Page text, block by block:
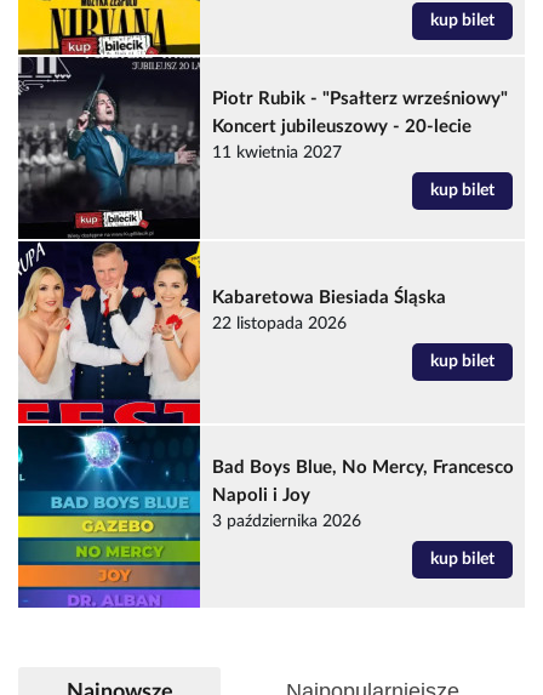
kup bilet
Piotr Rubik - "Psałterz wrześniowy"
Koncert jubileuszowy - 20-lecie
11 kwietnia 2027
kup bilet
Kabaretowa Biesiada Śląska
22 listopada 2026
kup bilet
Bad Boys Blue, No Mercy, Francesco
Napoli i Joy
3 października 2026
kup bilet